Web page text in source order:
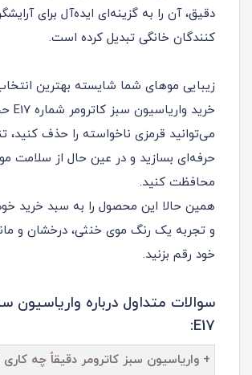
دقیق، آن را به گزینه‌ای ایده‌آل برای
کنندگان خانگی تبدیل کرده است.
زیبایی موهای شما شایسته بهترین
می‌توانید قرمزی ناخواسته را حذف کنید،
حرفه‌ای بسازید و در عین حال از سلامت
محافظت کنید.
همین حالا این محصول را به سبد خرید
و تجربه یک رنگ موی خنثی، درخشان و
خود رقم بزنید.
سوالات متداول درباره واریاسیون
E17:
+ واریاسیون سبز کاترومر دقیقاً چه کاری